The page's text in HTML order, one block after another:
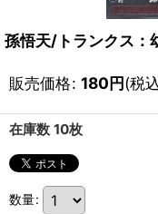
孫悟天/トランクス
販売価格: 180円(税
在庫数 10枚
数量: